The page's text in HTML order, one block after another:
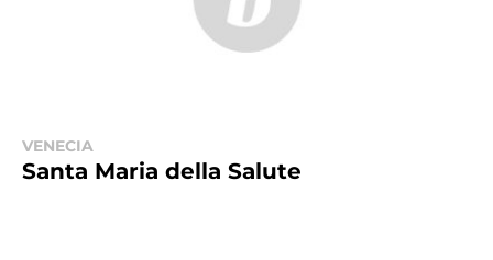
VENECIA
Santa Maria della Salute